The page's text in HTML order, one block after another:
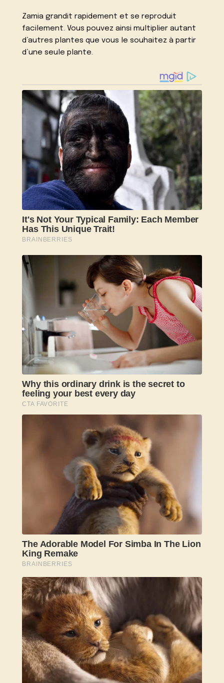
Zamia grandit rapidement et se reproduit
facilement. Vous pouvez ainsi multiplier autant
d’autres plantes que vous le souhaitez à partir
d’une seule plante.